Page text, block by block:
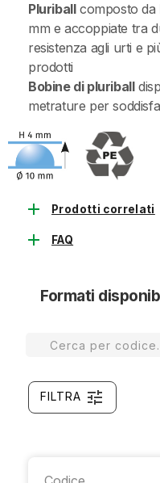
Pluriballcomposto da
mm e accoppiate tra
resistenza agli urti e
prodotti
Bobine di pluriball
metrature per
add Prodotti correlati
add FAQ
Formati
FILTRA tune